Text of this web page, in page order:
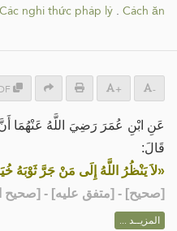
Các nghi thức pháp lý . Cách ăn
+ -
عَنِ ابْنِ عُمَرَ رَضِيَ اللَّهُ عَنْهُمَا
قَالَ:
«لاَ يَنْظُرُ اللَّهُ إِلَى مَنْ جَرَّ ثَوْبَهُ
[صحيح] - [متفق عليه] - [صحيح
المزيــد ...